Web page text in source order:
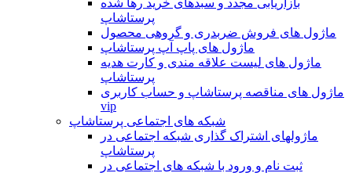
پرستاشاپ
ماژول های فروش ضربدری و گروهی محصول
ماژول های پاپ آپ پرستاشاپ
ماژول های لیست علاقه مندی و کارت هدیه
پرستاشاپ
ماژول های مناقصه پرستاشاپ و حساب کاربری
vip
شبکه های اجتماعی پرستاشاپ
ماژولهای اشتراک‌ گذاری شبکه اجتماعی در
پرستاشاپ
ثبت نام و ورود با شبکه های اجتماعی در